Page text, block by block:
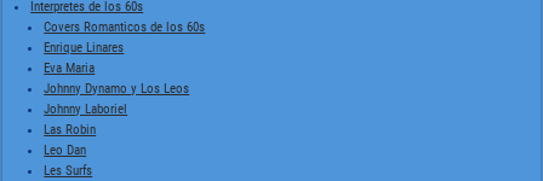
Interpretes de los 60s
Covers Romanticos de los 60s
Enrique Linares
Eva Maria
Johnny Dynamo y Los Leos
Johnny Laboriel
Las Robin
Leo Dan
Les Surfs